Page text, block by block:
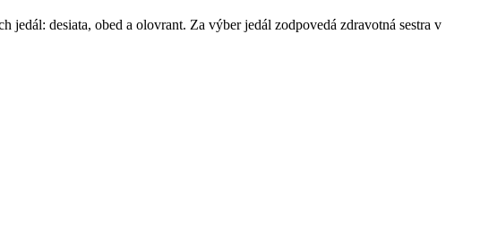
desiata, obed a olovrant. Za výber jedál zodpovedá zdravotná sestra v